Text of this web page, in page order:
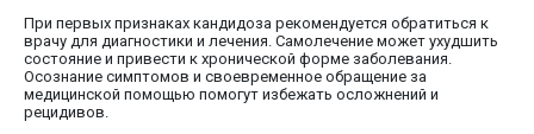
При первых признаках кандидоза рекомендуется обратиться к
врачу для диагностики и лечения. Самолечение может ухудшить
состояние и привести к хронической форме заболевания.
Осознание симптомов и своевременное обращение за
медицинской помощью помогут избежать осложнений и
рецидивов.